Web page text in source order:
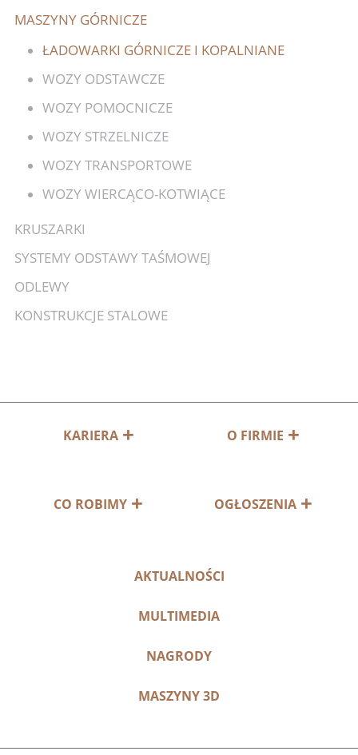
MASZYNY GÓRNICZE
ŁADOWARKI GÓRNICZE I KOPALNIANE
WOZY ODSTAWCZE
WOZY POMOCNICZE
WOZY STRZELNICZE
WOZY TRANSPORTOWE
WOZY WIERCĄCO-KOTWIĄCE
KRUSZARKI
SYSTEMY ODSTAWY TAŚMOWEJ
ODLEWY
KONSTRUKCJE STALOWE
KARIERA O FIRMIE
CO ROBIMY OGŁOSZENIA
AKTUALNOŚCI
MULTIMEDIA
NAGRODY
MASZYNY 3D